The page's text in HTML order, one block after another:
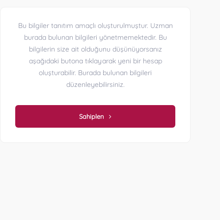
Bu bilgiler tanıtım amaçlı oluşturulmuştur. Uzman
burada bulunan bilgileri yönetmemektedir. Bu
bilgilerin size ait olduğunu düşünüyorsanız
aşağıdaki butona tıklayarak yeni bir hesap
oluşturabilir. Burada bulunan bilgileri
düzenleyebilirsiniz.
Sahiplen